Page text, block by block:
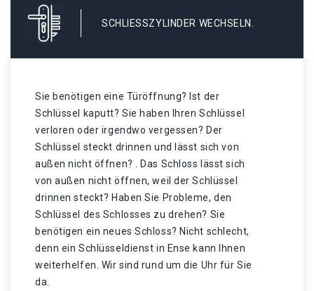
SCHLIESSZYLINDER WECHSELN.
Sie benötigen eine Türöffnung? Ist der
Schlüssel kaputt? Sie haben Ihren Schlüssel
verloren oder irgendwo vergessen? Der
Schlüssel steckt drinnen und lässt sich von
außen nicht öffnen? . Das Schloss lässt sich
von außen nicht öffnen, weil der Schlüssel
drinnen steckt? Haben Sie Probleme, den
Schlüssel des Schlosses zu drehen? Sie
benötigen ein neues Schloss? Nicht schlecht,
denn ein Schlüsseldienst in Ense kann Ihnen
weiterhelfen. Wir sind rund um die Uhr für Sie
da.